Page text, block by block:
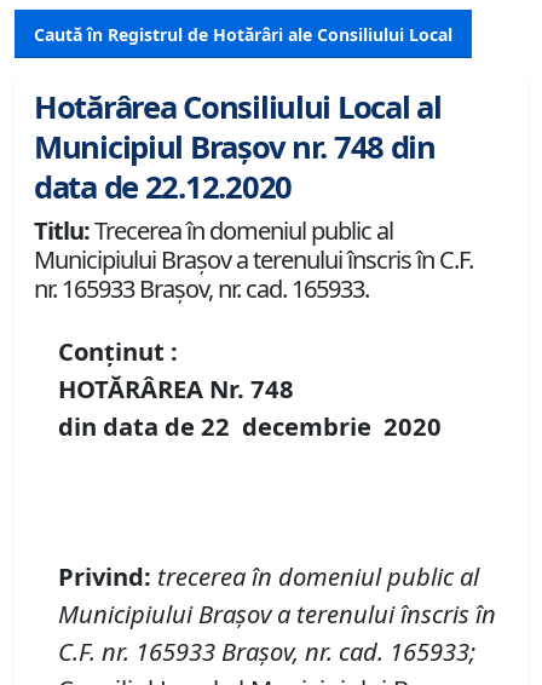
Caută în Registrul de Hotărâri ale Consiliului Local
Hotărârea Consiliului Local al
Municipiul Brașov nr. 748 din
data de 22.12.2020
Titlu:Trecerea în domeniul public al
Municipiului Braşov a terenului înscris în C.F.
nr. 165933 Brașov, nr. cad. 165933.
Conținut :
HOTĂRÂREA Nr. 748
din data de 22 decembrie 2020
Privind: trecerea în domeniul public al
Municipiului Braşov a terenuluiînscris în
C.F. nr. 165933 Brașov, nr. cad. 165933;